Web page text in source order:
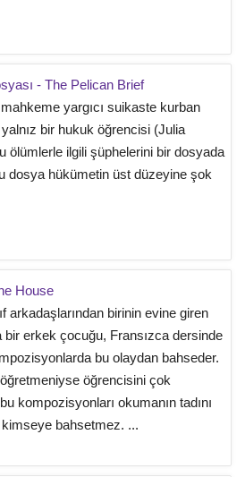
- The Pelican Brief
yargıcı suikaste kurban
bir hukuk öğrencisi (Julia
ölümlerle ilgili şüphelerini bir dosyada
dosya hükümetin üst düzeyine şok
House
arkadaşlarından birinin evine giren
bir erkek çocuğu, Fransızca dersinde
bu olaydan bahseder.
öğrencisini çok
kompozisyonları okumanın tadını
kimseye bahsetmez. ...